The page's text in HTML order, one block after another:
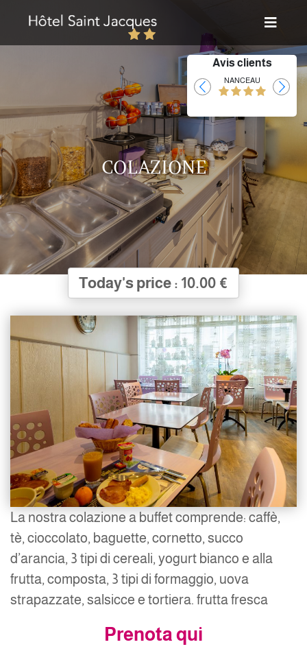
Avis clients
Laurent NANCEAU
COLAZIONE
Today's price : 10.00 €
La nostra colazione a buffet comprende: caffè,
tè, cioccolato, baguette, cornetto, succo
d’arancia, 3 tipi di cereali, yogurt bianco e alla
frutta, composta, 3 tipi di formaggio, uova
strapazzate, salsicce e tortiera. frutta fresca
Prenota qui